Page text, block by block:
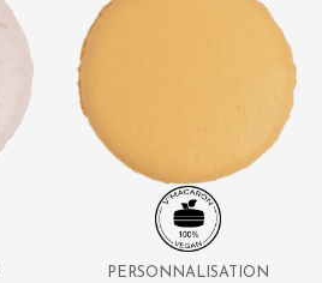
PERSONNALISATION